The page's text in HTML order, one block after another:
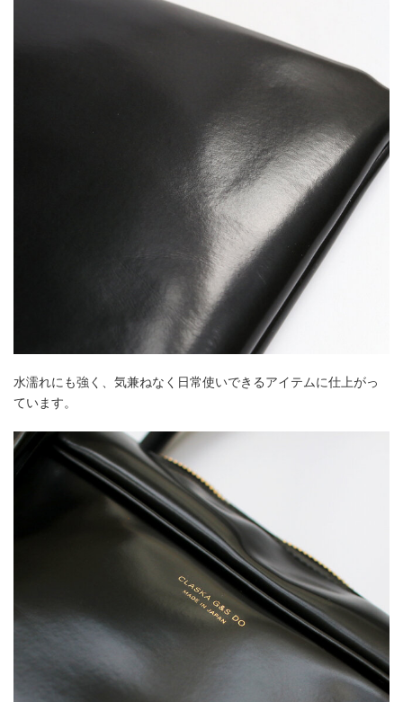
水濡れにも強く、気兼ねなく日常使いできるアイテムに仕上がっ
ています。